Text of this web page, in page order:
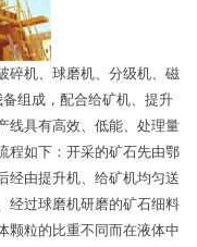
碎机、球磨机、分级机、磁
组成，配合给矿机、提升
线具有高效、低能、处理量
程如下：开采的矿石先由鄂
经由提升机、给矿机均匀送
经过球磨机研磨的矿石细料
颗粒的比重不同而在液体中